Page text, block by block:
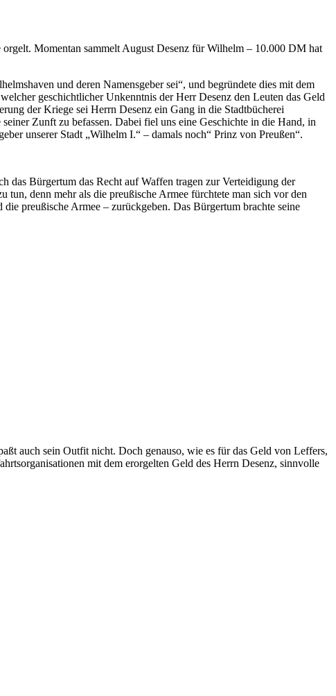
Momentan sammelt August Desenz für Wilhelm – 10.000 DM hat
und deren Namensgeber sei“, und begründete dies mit dem
geschichtlicher Unkenntnis der Herr Desenz den Leuten das Geld
der Kriege sei Herrn Desenz ein Gang in die Stadtbücherei
Zunft zu befassen. Dabei fiel uns eine Geschichte in die Hand, in
unserer Stadt „Wilhelm I.“ – damals noch“ Prinz von Preußen“.
das Bürgertum das Recht auf Waffen tragen zur Verteidigung der
denn mehr als die preußische Armee fürchtete man sich vor den
preußische Armee – zurückgeben. Das Bürgertum brachte seine
auch sein Outfit nicht. Doch genauso, wie es für das Geld von Leffers,
mit dem erorgelten Geld des Herrn Desenz, sinnvolle